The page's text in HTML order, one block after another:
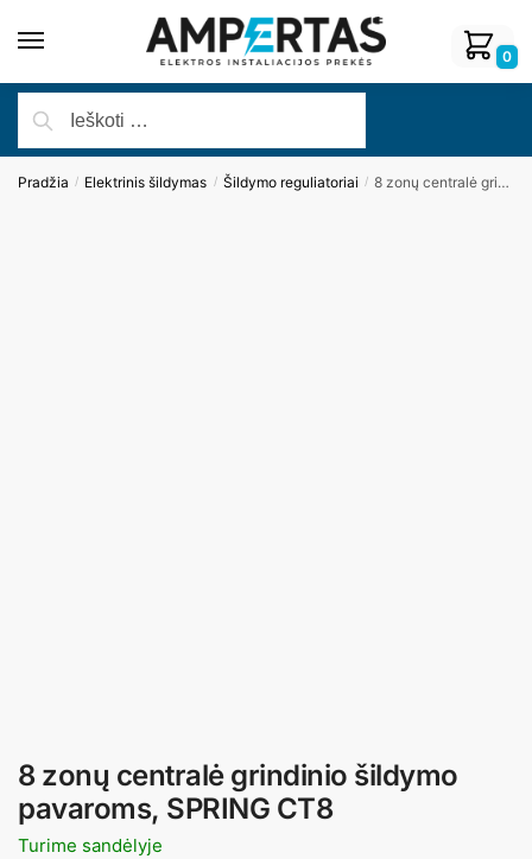
0
Pradžia / Elektrinis šildymas / Šildymo reguliatoriai / 8 zonų centralė grindinio šildymo pavaroms, SPRING CT8
8 zonų centralė grindinio šildymo
pavaroms, SPRING CT8
Turime sandėlyje